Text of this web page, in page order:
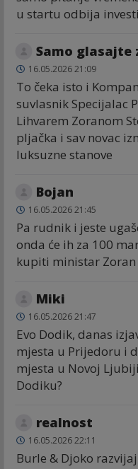
u startu odbija
Samo glasajte
16.05.2026 21:09
To čeka isto i
suvlasnik Specijalac
Lihvarem Zoranom
pljačka i sav novac
luksuzne stanove
Bojan
16.05.2026 21:45
Pa rudnik i jeste
onda će ih za 100
kupiti ministar Zoran
Miki
16.05.2026 21:47
Evo Dodik, danas
mjesta u Prijedoru i
mjesta u Novoj
Dodiku?
realnost
16.05.2026 22:11
Burle & Djoko